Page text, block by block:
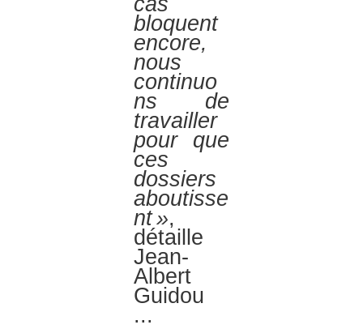
bloquent
encore,
nous
continuo
ns de
travailler
pour que
ces
dossiers
aboutisse
nt »,
détaille
Jean-
Albert
Guidou
...